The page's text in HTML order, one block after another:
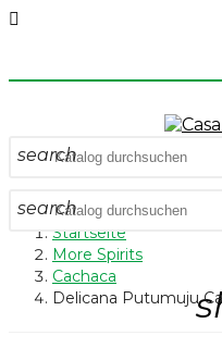

search
search
Startseite
More Spirits
Cachaca
Delicana Putumuju